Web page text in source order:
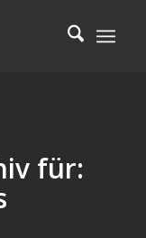
für: